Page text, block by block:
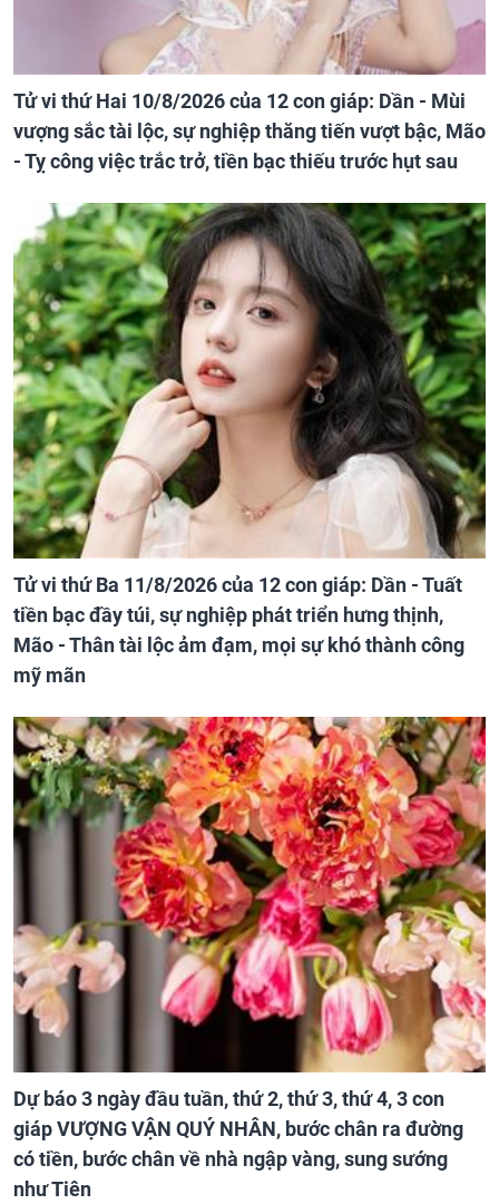
Tử vi thứ Hai 10/8/2026 của 12 con giáp: Dần - Mùi
vượng sắc tài lộc, sự nghiệp thăng tiến vượt bậc, Mão
- Tỵ công việc trắc trở, tiền bạc thiếu trước hụt sau
Tử vi thứ Ba 11/8/2026 của 12 con giáp: Dần - Tuất
tiền bạc đầy túi, sự nghiệp phát triển hưng thịnh,
Mão - Thân tài lộc ảm đạm, mọi sự khó thành công
mỹ mãn
Dự báo 3 ngày đầu tuần, thứ 2, thứ 3, thứ 4, 3 con
giáp VƯỢNG VẬN QUÝ NHÂN, bước chân ra đường
có tiền, bước chân về nhà ngập vàng, sung sướng
như Tiên